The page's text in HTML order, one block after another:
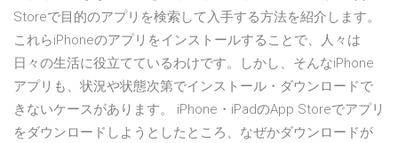
Storeで目的のアプリを検索して入手する方法を紹介します。
これらiPhoneのアプリをインストールすることで、人々は
日々の生活に役立てているわけです。しかし、そんなiPhone
アプリも、状況や状態次第でインストール・ダウンロードで
きないケースがあります。 iPhone・iPadのApp Storeでアプリ
をダウンロードしようとしたところ、なぜかダウンロードが